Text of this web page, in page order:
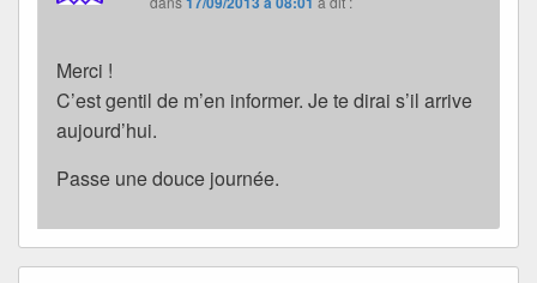
Merci !
C’est gentil de m’en informer. Je te dirai s’il arrive
aujourd’hui.
Passe une douce journée.